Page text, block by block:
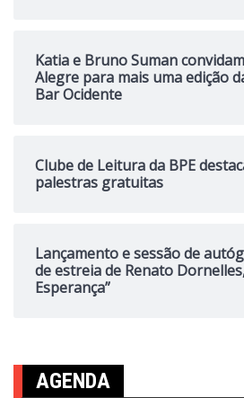
Katia e Bruno Suman
Alegre para mais uma edição
Bar Ocidente
Clube de Leitura da BPE
palestras gratuitas
Lançamento e sessão de
de estreia de Renato
Esperança”
AGENDA